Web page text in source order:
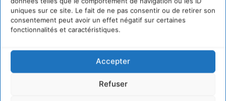
uniques sur ce site. Le fait de ne pas consentir ou de retirer son
consentement peut avoir un effet négatif sur certaines
fonctionnalités et caractéristiques.
Accepter
Refuser
sauvegarde de notre planète, la SEMAEST demande
que le Conseil d’Etat annule ce décret qui non
seulement remet en cause des projets importants
toute une filière en plein essor, menaçant des
milliers d’emplois.